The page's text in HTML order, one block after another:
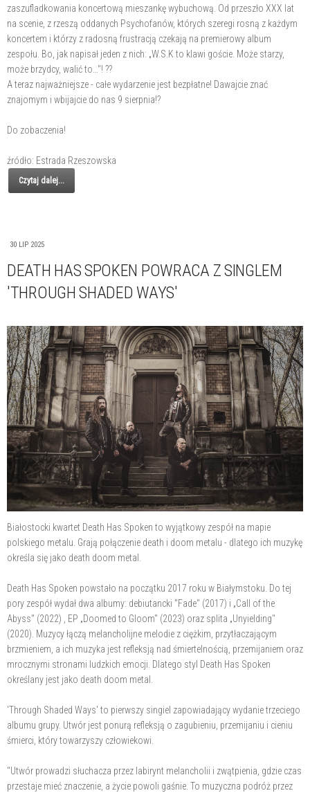
zaszufladkowania koncertową mieszankę wybuchową. Od przeszło XXX lat
na scenie, z rzeszą oddanych Psychofanów, których szeregi rosną z każdym
koncertem i którzy z radosną frustracją czekają na premierowy album
zespołu. Bo, jak napisał jeden z nich: „W.S.K to klawi goście. Może starzy,
może brzydcy, walić to…"! ??
A teraz najważniejsze - całe wydarzenie jest bezpłatne! Dawajcie znać
znajomym i wbijajcie do nas 9 sierpnia!?
Do zobaczenia!
źródło: Estrada Rzeszowska
Czytaj dalej...
30 LIP 2025
DEATH HAS SPOKEN POWRACA Z SINGLEM
'THROUGH SHADED WAYS'
Białostocki kwartet Death Has Spoken to wyjątkowy zespół na mapie
polskiego metalu. Grają połączenie death i doom metalu - dlatego ich muzykę
określa się jako death doom metal.
Death Has Spoken powstało na początku 2017 roku w Białymstoku. Do tej
pory zespół wydał dwa albumy: debiutancki "Fade" (2017) i „Call of the
Abyss" (2022) , EP „Doomed to Gloom" (2023) oraz splita „Unyielding"
(2020). Muzycy łączą melancholijne melodie z ciężkim, przytłaczającym
brzmieniem, a ich muzyka jest refleksją nad śmiertelnością, przemijaniem oraz
mrocznymi stronami ludzkich emocji. Dlatego styl Death Has Spoken
określany jest jako death doom metal.
'Through Shaded Ways' to pierwszy singiel zapowiadający wydanie trzeciego
albumu grupy. Utwór jest ponurą refleksją o zagubieniu, przemijaniu i cieniu
śmierci, który towarzyszy człowiekowi.
"Utwór prowadzi słuchacza przez labirynt melancholii i zwątpienia, gdzie czas
przestaje mieć znaczenie, a życie powoli gaśnie. To muzyczna podróż przez